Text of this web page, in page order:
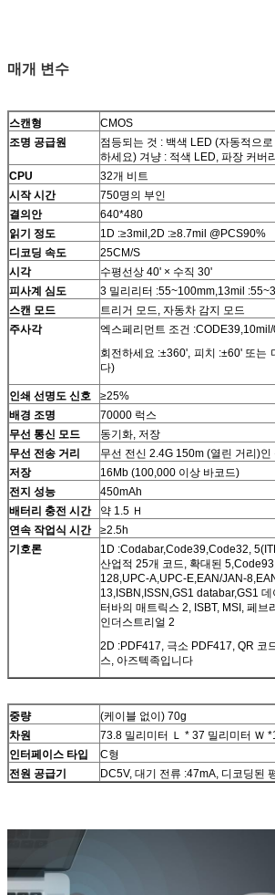
매개 변수
스캔형
CMOS
조명 공급원
점등되는 것 : 백색 LED (자동적으
하세요) 겨냥 : 적색 LED, 파장 커버
CPU
32개 비트
시작 시간
750명의 부인
결의안
640*480
읽기 정도
1D :≥3mil,2D :≥8.7mil @PCS90%
디코딩 속도
25CM/S
시각
수평선상 40' × 수직 30'
피사계 심도
3 밀리리터 :55~100mm,13mil
스캔 모드
트리거 모드, 자동차 감지 모드
주사각
엑스페리먼트 조건
회전하세요 :±360', 피치 :±60' 또는
다)
인쇄 선명도 신호
≥25%
배경 조명
70000 럭스
무선 통신 모드
동기화, 저장
무선 전송 거리
무선 전신 2.4G 150m (열린 거리)인
저장
16Mb (100,000 이상 바코드)
전지 성능
450mAh
배터리 충전 시간
약 1.5 Ｈ
연속 작업식 시간
≥2.5h
기호론
1D :Codabar,Code39,Code32,
산업적 25개 코드, 확대된
128,UPC-A,UPC-E,EAN/JAN-
13,ISBN,ISSN,GS1 databar,GS1
터바의 매트릭스 2, ISBT, MSI, 페브
인더스트리얼 2
2D :PDF417, 극소 PDF417, QR 코
스, 아즈텍족입니다
중량
(케이블 없이) 70g
차원
73.8 밀리미터 Ｌ * 37 밀리미터 Ｗ
인터페이스 타입
C형
전원 공급기
DC5V, 대기 전류 :47mA, 디코딩된